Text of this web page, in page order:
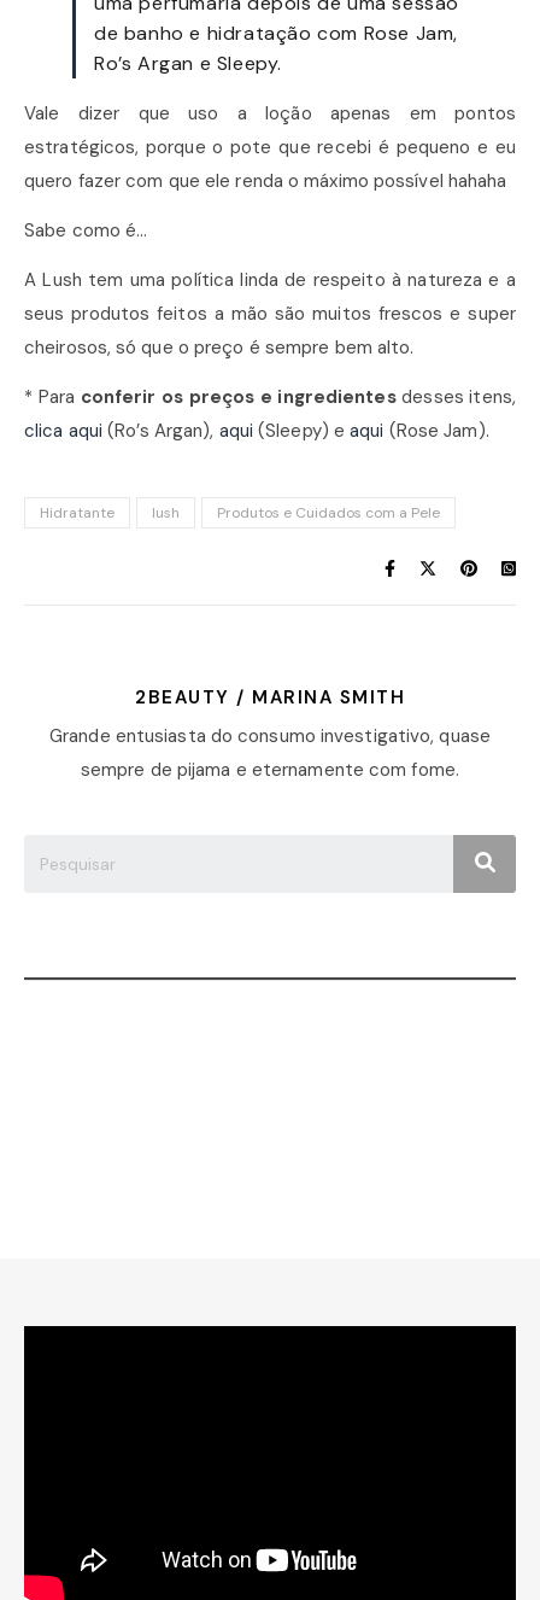
de banho e hidratação com Rose Jam,
Ro’s Argan e Sleepy.
Vale dizer que uso a loção apenas em pontos
estratégicos, porque o pote que recebi é pequeno e eu
quero fazer com que ele renda o máximo possível hahaha
Sabe como é…
A Lush tem uma política linda de respeito à natureza e a
seus produtos feitos a mão são muitos frescos e super
cheirosos, só que o preço é sempre bem alto.
* Para conferir os preços e ingredientesdesses itens,
clica aqui (Ro’s Argan), aqui (Sleepy) eaqui (Rose Jam).
Hidratante lush Produtos e Cuidados com a Pele
2BEAUTY / MARINA SMITH
Grande entusiasta do consumo investigativo, quase
sempre de pijama e eternamente com fome.